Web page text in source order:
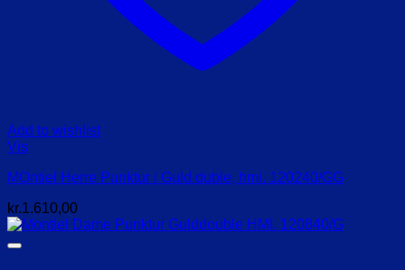
Add to wishlist
Vis
MOntiel Herre Punktur i Guld duble, hmi. 120240/GG
kr.1.610,00